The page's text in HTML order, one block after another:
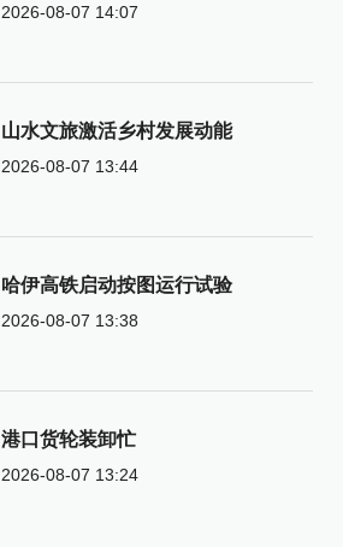
2026-08-07 14:07
山水文旅激活乡村发展动能
2026-08-07 13:44
哈伊高铁启动按图运行试验
2026-08-07 13:38
港口货轮装卸忙
2026-08-07 13:24